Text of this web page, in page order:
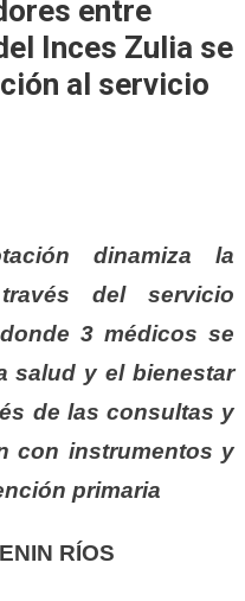
entre
Inces Zulia se
al servicio
dinamiza la
del servicio
3 médicos se
salud y el bienestar
de las consultas y
con instrumentos y
primaria
RÍOS